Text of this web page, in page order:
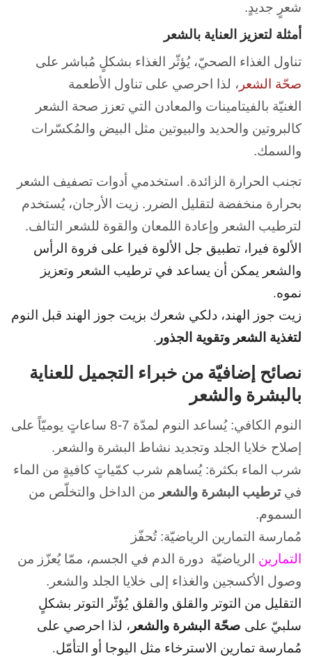
شعرٍ جديدٍ.
أمثلة لتعزيز العناية بالشعر
تناول الغذاء الصحيّ، يُؤثّر الغذاء بشكلٍ مُباشر على
صحّة الشعر ، لذا احرصي على تناول الأطعمة
الغنيّة بالفيتامينات والمعادن التي تعزز صحة الشعر
كالبروتين والحديد والبيوتين مثل البيض والمُكسّرات
والسمك.
تجنب الحرارة الزائدة. استخدمي أدوات تصفيف الشعر
بحرارة منخفضة لتقليل الضرر. زيت الأرجان، يُستخدم
لترطيب الشعر وإعادة اللمعان والقوة للشعر التالف.
الألوة فيرا، تطبيق جل الألوة فيرا على فروة الرأس
والشعر يمكن أن يساعد في ترطيب الشعر وتعزيز
نموه.
زيت جوز الهند، دلكي شعرك بزيت جوز الهند قبل النوم
لتغذية الشعر وتقوية الجذور .
نصائح إضافيّة من خبراء التجميل للعناية
بالبشرة والشعر
النوم الكافي: يُساعد النوم لمدّة 7-8 ساعاتٍ يوميّاً على
إصلاح خلايا الجلد وتجديد نشاط البشرة والشعر.
شرب الماء بكثرة: يُساهم شرب كمّياتٍ كافيةٍ من الماء
فيترطيب البشرة والشعر من الداخل والتخلّص من
السموم.
مُمارسة التمارين الرياضيّة: تُحفّز
التمارين
الرياضيّة دورة الدم في الجسم، ممّا يُعزّز من
وصول الأكسجين والغذاء إلى خلايا الجلد والشعر.
التقليل من التوتر والقلق والقلق يُؤثّر التوتر بشكلٍ
سلبيّ على صحّة البشرة والشعر ، لذا احرصي على
مُمارسة تمارين الاسترخاء مثل اليوجا أو التأمّل.